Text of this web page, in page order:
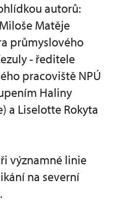
autorů:
Matěje
průmyslového
- ředitele
pracoviště NPÚ
Haliny
a Liselotte Rokyta
významné linie
na severní